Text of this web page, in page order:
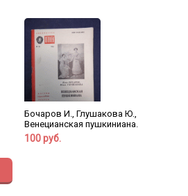
Бочаров И., Глушакова Ю.,
Венецианская пушкиниана.
100 руб.